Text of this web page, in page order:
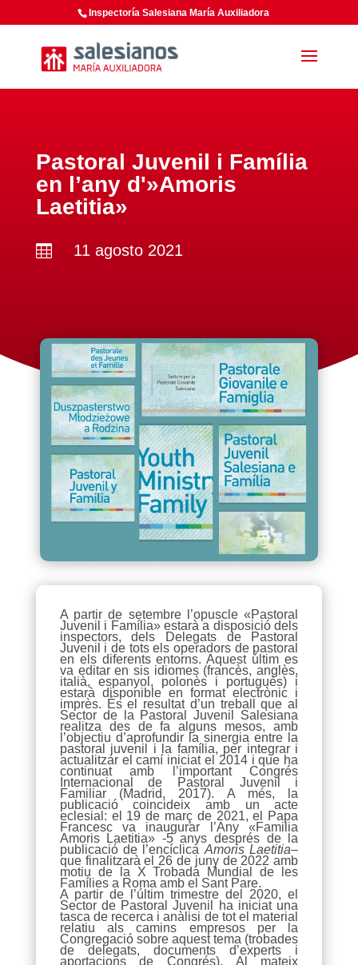
Inspectoría Salesiana María Auxiliadora
Pastoral Juvenil i Família
en l’any d'»Amoris
Laetitia»
 11 agosto 2021
A partir de setembre l’opuscle «Pastoral
Juvenil i Família» estarà a disposició dels
inspectors, dels Delegats de Pastoral
Juvenil i de tots els operadors de pastoral
en els diferents entorns. Aquest últim es
va editar en sis idiomes (francès, anglès,
italià, espanyol, polonès i portuguès) i
estarà disponible en format electrònic i
imprès. És el resultat d’un treball que al
Sector de la Pastoral Juvenil Salesiana
realitza des de fa alguns mesos, amb
l’objectiu d’aprofundir la sinergia entre la
pastoral juvenil i la família, per integrar i
actualitzar el camí iniciat el 2014 i que ha
continuat amb l’important Congrés
Internacional de Pastoral Juvenil i
Familiar (Madrid, 2017). A més, la
publicació coincideix amb un acte
eclesial: el 19 de març de 2021, el Papa
Francesc va inaugurar l’Any «Familia
Amoris Laetitia» -5 anys després de la
publicació de l’encíclica Amoris Laetitia–
que finalitzarà el 26 de juny de 2022 amb
motiu de la X Trobada Mundial de les
Famílies a Roma amb el Sant Pare.
A partir de l’últim trimestre del 2020, el
Sector de Pastoral Juvenil ha iniciat una
tasca de recerca i anàlisi de tot el material
relatiu als camins empresos per la
Congregació sobre aquest tema (trobades
de delegats, documents d’experts i
aportacions de Congrés). Al mateix